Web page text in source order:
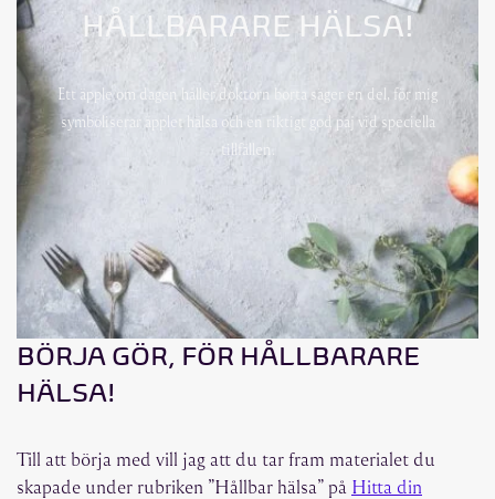
HÅLLBARARE HÄLSA!
Ett äpple om dagen håller doktorn borta säger en del, för mig
symboliserar äpplet hälsa och en riktigt god paj vid speciella
tillfällen.
BÖRJA GÖR, FÖR HÅLLBARARE
HÄLSA!
Till att börja med vill jag att du tar fram materialet du
skapade under rubriken ”Hållbar hälsa” på Hitta din